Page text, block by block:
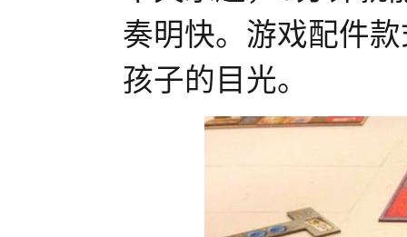
奏明快。游戏配件
孩子的目光。